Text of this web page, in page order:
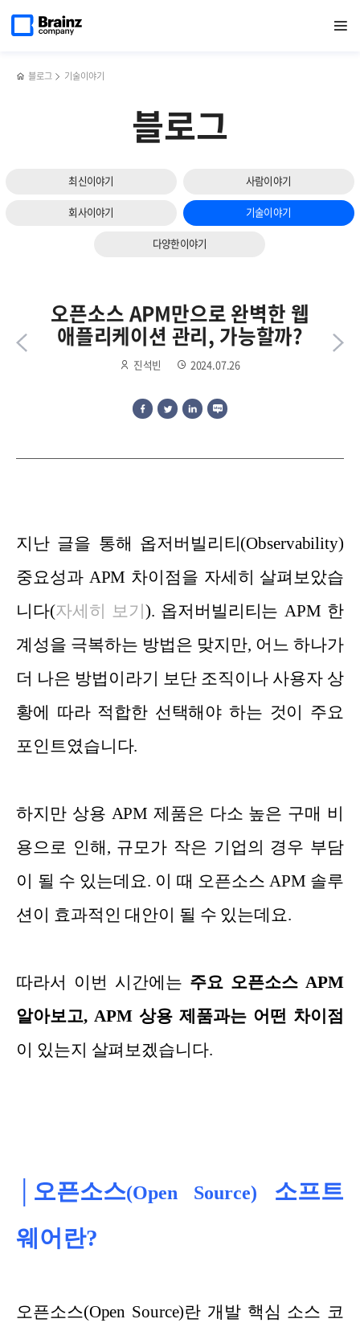
열기
페이지로
블로그 기술이야기
블로그
최신이야기 사람이야기
회사이야기 기술이야기
다양한이야기
(Dashboard)
오픈소스 APM만으로 완벽한 웹
애플리케이션 관리, 가능할까?
진석빈 2024.07.26
Fluentd에
알아야
지난 글을 통해 옵저버빌리티(Observability)
중요성과 APM 차이점을 자세히 살펴보았습
니다(자세히 보기 ). 옵저버빌리티는 APM 한
계성을 극복하는 방법은 맞지만, 어느 하나가
더 나은 방법이라기 보단 조직이나 사용자 상
황에 따라 적합한 선택해야 하는 것이 주요
포인트였습니다.
하지만 상용 APM 제품은 다소 높은 구매 비
용으로 인해, 규모가 작은 기업의 경우 부담
이 될 수 있는데요. 이 때 오픈소스 APM 솔루
션이 효과적인 대안이 될 수 있는데요.
따라서 이번 시간에는 주요 오픈소스 APM
알아보고, APM 상용 제품과는 어떤 차이점
이 있는지 살펴보겠습니다.
│오픈소스(Open Source)
소프트
웨어란?
오픈소스(Open Source)란 개발 핵심 소스 코
다음
슬라이드